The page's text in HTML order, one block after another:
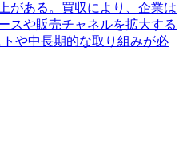
がある。買収により、企業は
スや販売チャネルを拡大する
や中長期的な取り組みが必